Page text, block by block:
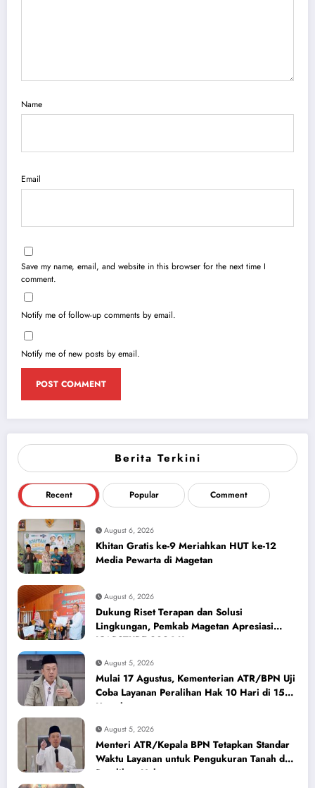
Berita Terkini
Recent Popular Comment
August 6, 2026
Khitan Gratis ke-9 Meriahkan HUT ke-12
Media Pewarta di Magetan
August 6, 2026
Dukung Riset Terapan dan Solusi
Lingkungan, Pemkab Magetan Apresiasi
ICAPSTURE 2026 Unesa
August 5, 2026
Mulai 17 Agustus, Kementerian ATR/BPN Uji
Coba Layanan Peralihan Hak 10 Hari di 15
Kantah
August 5, 2026
Menteri ATR/Kepala BPN Tetapkan Standar
Waktu Layanan untuk Pengukuran Tanah dan
Peralihan Hak
Name
Email
Save my name, email, and website in this browser for the next time I
comment.
Notify me of follow-up comments by email.
Notify me of new posts by email.